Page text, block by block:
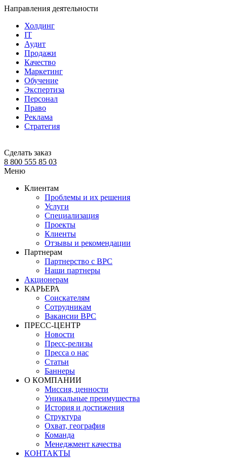
Направления деятельности
Холдинг
IT
Аудит
Продажи
Качество
Маркетинг
Обучение
Экспертиза
Персонал
Право
Реклама
Стратегия
Сделать заказ
8 800 555 85 03
Меню
Клиентам
Проблемы и их решения
Услуги
Специализация
Проекты
Клиенты
Отзывы и рекомендации
Партнерам
Партнерство с BPC
Наши партнеры
Акционерам
КАРЬЕРА
Соискателям
Сотрудникам
Вакансии BPC
ПРЕСС-ЦЕНТР
Новости
Пресс-релизы
Пресса о нас
Статьи
Баннеры
О КОМПАНИИ
Миссия, ценности
Уникальные преимущества
История и достижения
Структура
Охват, география
Команда
Менеджмент качества
КОНТАКТЫ